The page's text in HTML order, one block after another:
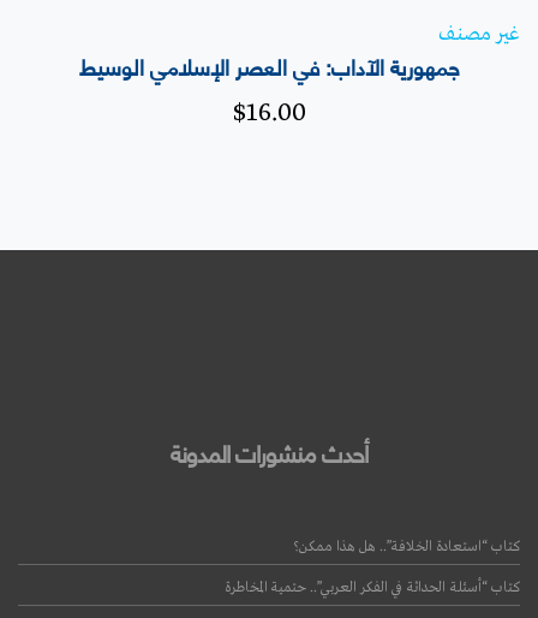
غير مصنف
جمهورية الآداب: في العصر الإسلامي الوسيط
$16.00
أحدث منشورات المدونة
كتاب “استعادة الخلافة”.. هل هذا ممكن؟
كتاب “أسئلة الحداثة في الفكر العربي”.. حتمية المخاطرة